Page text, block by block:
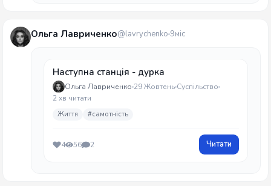
Ольга Лавриченко@lavrychenko 9міс
Наступна станція - дурка
Ольга Лавриченко 29 Жовтень Суспільство
2 хв читати
Життя #самотність
4 56 2 Читати